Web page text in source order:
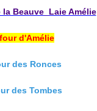
Beauve_Laie Amélie
d'Amélie
des Ronces
des Tombes